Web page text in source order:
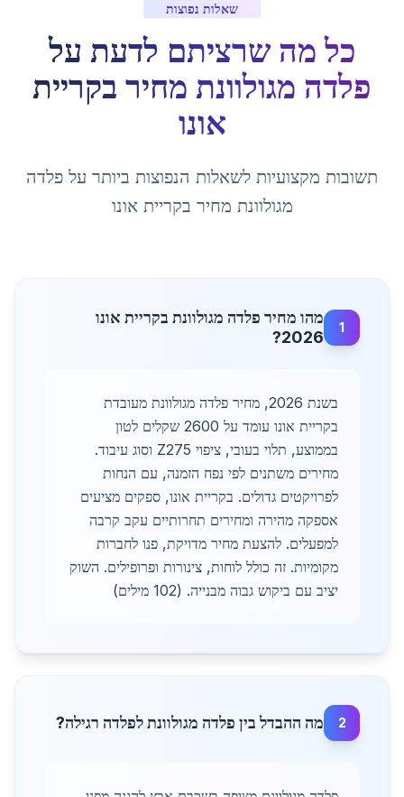
שאלות נפוצות
כל מה שרציתם לדעת על
פלדה מגולוונת מחיר בקריית
אונו
תשובות מקצועיות לשאלות הנפוצות ביותר על פלדה
מגולוונת מחיר בקריית אונו
1
מהו מחיר פלדה מגולוונת בקריית אונו
2026?
בשנת 2026, מחיר פלדה מגולוונת מעובדת
בקריית אונו עומד על 2600 שקלים לטון
בממוצע, תלוי בעובי, ציפוי Z275 וסוג עיבוד.
מחירים משתנים לפי נפח הזמנה, עם הנחות
לפרויקטים גדולים. בקריית אונו, ספקים מציעים
אספקה מהירה ומחירים תחרותיים עקב קרבה
למפעלים. להצעת מחיר מדויקת, פנו לחברות
מקומיות. זה כולל לוחות, צינורות ופרופילים. השוק
יציב עם ביקוש גבוה מבנייה. (102 מילים)
2 מה ההבדל בין פלדה מגולוונת לפלדה רגילה?